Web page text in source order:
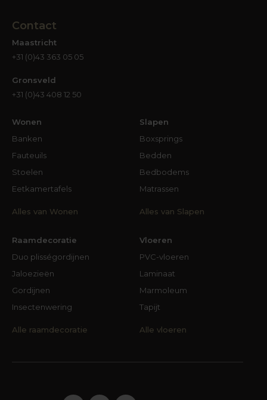
Contact
Maastricht
+31 (0)43 363 05 05
Gronsveld
+31 (0)43 408 12 50
Wonen
Banken
Fauteuils
Stoelen
Eetkamertafels
Alles van Wonen
Slapen
Boxsprings
Bedden
Bedbodems
Matrassen
Alles van Slapen
Raamdecoratie
Duo plisségordijnen
Jaloezieën
Gordijnen
Insectenwering
Alle raamdecoratie
Vloeren
PVC-vloeren
Laminaat
Marmoleum
Tapijt
Alle vloeren